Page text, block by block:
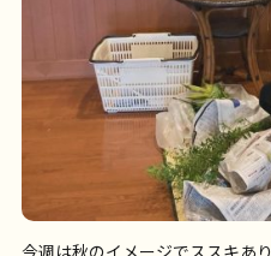
今週は秋のイメージでススキあり